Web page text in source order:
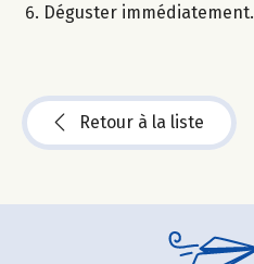
Déguster immédiatement.
Retour à la liste